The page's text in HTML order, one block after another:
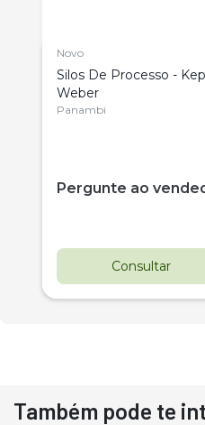
Novo
Silos De Processo -
Weber
Panambi
Pergunte ao
Consultar
Também pode te